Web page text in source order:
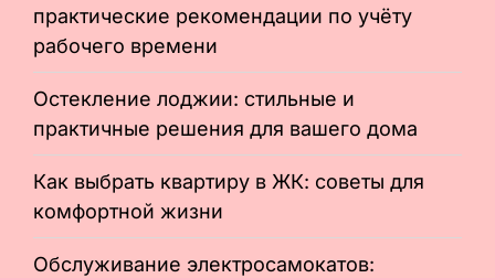
практические рекомендации по учёту
рабочего времени
Остекление лоджии: стильные и
практичные решения для вашего дома
Как выбрать квартиру в ЖК: советы для
комфортной жизни
Обслуживание электросамокатов: